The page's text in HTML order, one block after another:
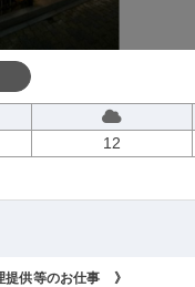
12
提供等のお仕事 》